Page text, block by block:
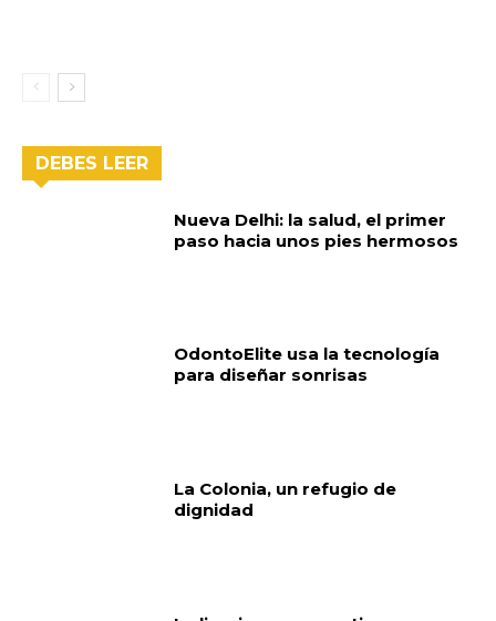
DEBES LEER
Nueva Delhi: la salud, el primer
paso hacia unos pies hermosos
OdontoElite usa la tecnología
para diseñar sonrisas
La Colonia, un refugio de
dignidad